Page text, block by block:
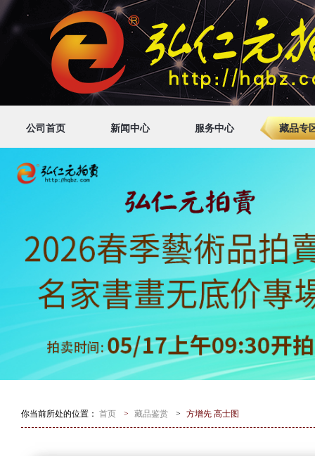
公司首页 新闻中心 服务中心 藏品专
你当前所处的位置： 首页 > 藏品鉴赏 > 方增先 高士图